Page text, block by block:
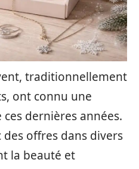
traditionnellement
ont connu une
dernières années.
offres dans divers
la beauté et